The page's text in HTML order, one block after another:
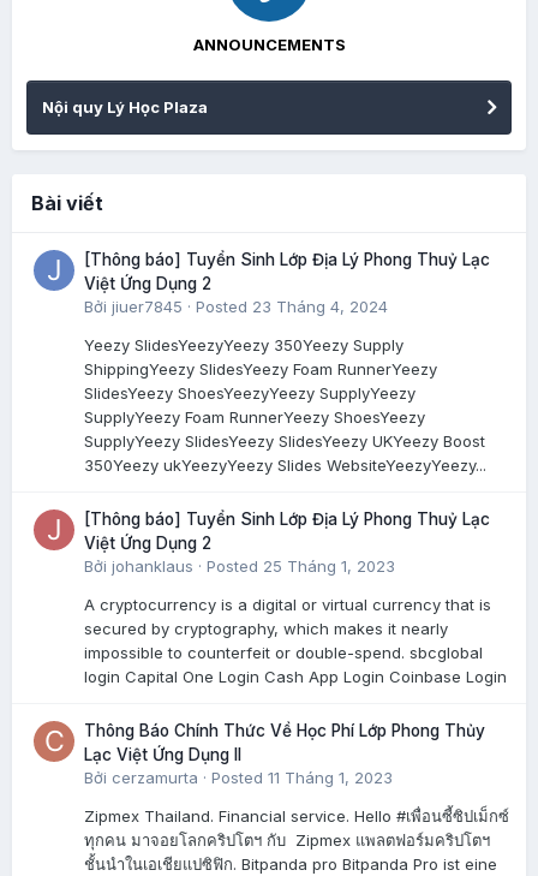
ANNOUNCEMENTS
Nội quy Lý Học Plaza
Bài viết
[Thông báo] Tuyển Sinh Lớp Địa Lý Phong Thuỷ Lạc
Việt Ứng Dụng 2
Bởi jiuer7845 · Posted 23 Tháng 4, 2024
Yeezy SlidesYeezyYeezy 350Yeezy Supply
ShippingYeezy SlidesYeezy Foam RunnerYeezy
SlidesYeezy ShoesYeezyYeezy SupplyYeezy
SupplyYeezy Foam RunnerYeezy ShoesYeezy
SupplyYeezy SlidesYeezy SlidesYeezy UKYeezy Boost
350Yeezy ukYeezyYeezy Slides WebsiteYeezyYeezy...
[Thông báo] Tuyển Sinh Lớp Địa Lý Phong Thuỷ Lạc
Việt Ứng Dụng 2
Bởi johanklaus · Posted 25 Tháng 1, 2023
A cryptocurrency is a digital or virtual currency that is
secured by cryptography, which makes it nearly
impossible to counterfeit or double-spend. sbcglobal
login Capital One Login Cash App Login Coinbase Login
Thông Báo Chính Thức Về Học Phí Lớp Phong Thủy
Lạc Việt Ứng Dụng II
Bởi cerzamurta · Posted 11 Tháng 1, 2023
Zipmex Thailand. Financial service. Hello #เพื่อนซี้ซิปเม็กซ์
ทุกคน มาจอยโลกคริปโตฯ กับ Zipmex แพลตฟอร์มคริปโตฯ
ชั้นนำในเอเชียแปซิฟิก. Bitpanda pro Bitpanda Pro ist eine